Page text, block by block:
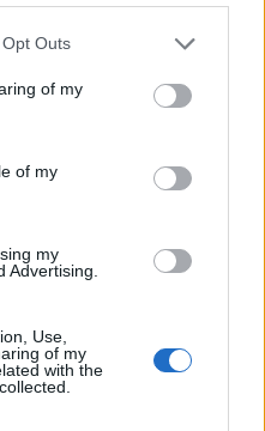
uses one or more Google
You may click to
and its third-party tags to
purposes in below Google
Outs
of my
of my
my
Advertising.
Use,
of my
with the
a különböző egészségügyi
vonatkozó szabványok
máris sikerült
az
a technológiai cégekkel
egészségügyi
tagországban
a betegek egészségügyi
bevezetés esetén ez lesz
egészségügyi